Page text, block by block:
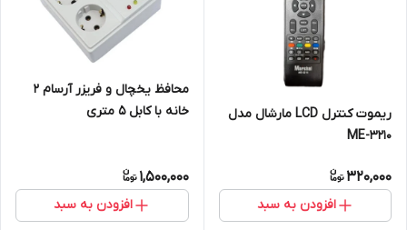
ریموت کنترل LCD مارشال مدل
ME-3210
320,000
افزودن به سبد
محافظ یخچال و فریزر آرسام 2
خانه با کابل 5 متری
1,500,000
افزودن به سبد